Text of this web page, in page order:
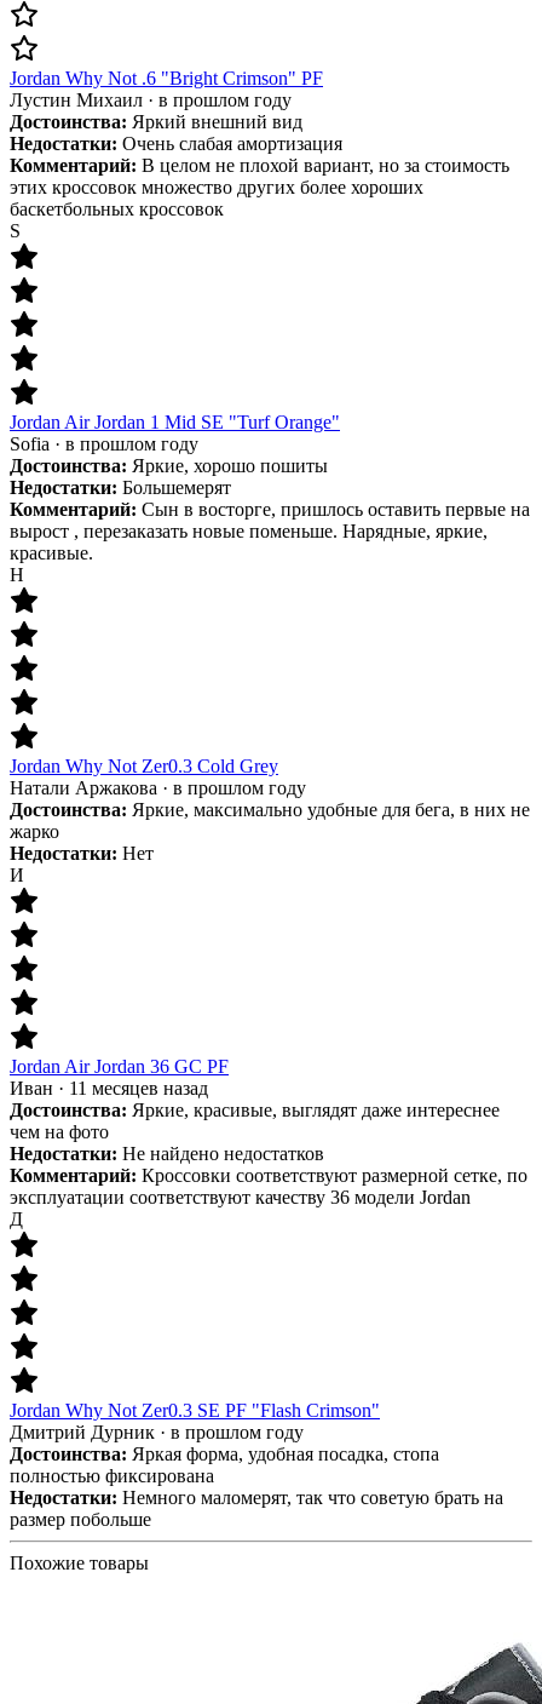
Jordan Why Not .6 "Bright Crimson" PF
Лустин Михаил · в прошлом году
Достоинства: Яркий внешний вид
Недостатки: Очень слабая амортизация
Комментарий: В целом не плохой вариант, но за стоимость
этих кроссовок множество других более хороших
баскетбольных кроссовок
S
Jordan Air Jordan 1 Mid SE "Turf Orange"
Sofia · в прошлом году
Достоинства: Яркие, хорошо пошиты
Недостатки: Большемерят
Комментарий: Сын в восторге, пришлось оставить первые на
вырост , перезаказать новые поменьше. Нарядные, яркие,
красивые.
Н
Jordan Why Not Zer0.3 Cold Grey
Натали Аржакова · в прошлом году
Достоинства: Яркие, максимально удобные для бега, в них не
жарко
Недостатки: Нет
И
Jordan Air Jordan 36 GC PF
Иван · 11 месяцев назад
Достоинства: Яркие, красивые, выглядят даже интереснее
чем на фото
Недостатки: Не найдено недостатков
Комментарий: Кроссовки соответствуют размерной сетке, по
эксплуатации соответствуют качеству 36 модели Jordan
Д
Jordan Why Not Zer0.3 SE PF "Flash Crimson"
Дмитрий Дурник · в прошлом году
Достоинства: Яркая форма, удобная посадка, стопа
полностью фиксирована
Недостатки: Немного маломерят, так что советую брать на
размер побольше
Похожие товары